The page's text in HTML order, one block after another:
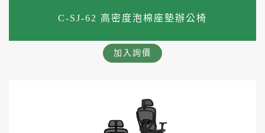
C-SJ-62 高密度泡棉座墊辦公椅
加入詢價